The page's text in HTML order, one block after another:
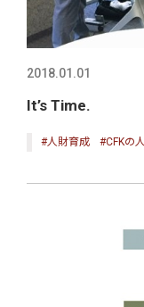
2018.01.01
It’s Time.
#人財育成 #CFKの